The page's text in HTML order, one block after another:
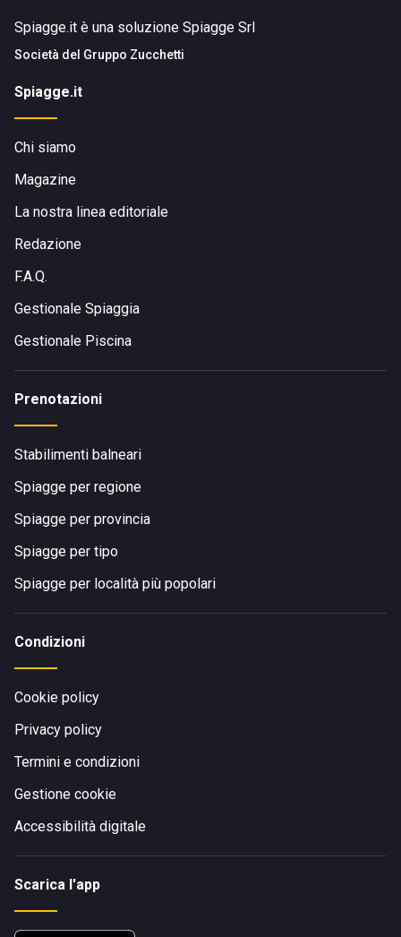
Spiagge.it è una soluzione Spiagge Srl
Società del Gruppo Zucchetti
Spiagge.it
Chi siamo
Magazine
La nostra linea editoriale
Redazione
F.A.Q.
Gestionale Spiaggia
Gestionale Piscina
Prenotazioni
Stabilimenti balneari
Spiagge per regione
Spiagge per provincia
Spiagge per tipo
Spiagge per località più popolari
Condizioni
Cookie policy
Privacy policy
Termini e condizioni
Gestione cookie
Accessibilità digitale
Scarica l'app